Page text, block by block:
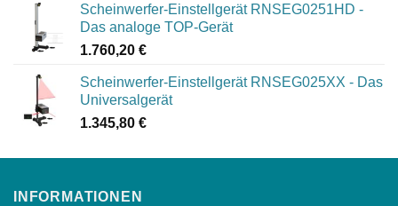
Scheinwerfer-Einstellgerät RNSEG0251HD -
Das analoge TOP-Gerät
1.760,20 €
Scheinwerfer-Einstellgerät RNSEG025XX - Das
Universalgerät
1.345,80 €
INFORMATIONEN